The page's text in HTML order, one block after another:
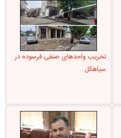
تخریب واحدهای صنفی فرسوده در
سیاهکل